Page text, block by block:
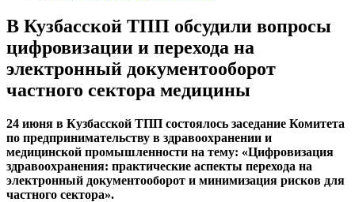
В Кузбасской ТПП обсудили вопросы
цифровизации и перехода на
электронный документооборот
частного сектора медицины
24 июня в Кузбасской ТПП состоялось заседание Комитета
по предпринимательству в здравоохранении и
медицинской промышленности на тему: «Цифровизация
здравоохранения: практические аспекты перехода на
электронный документооборот и минимизация рисков для
частного сектора».